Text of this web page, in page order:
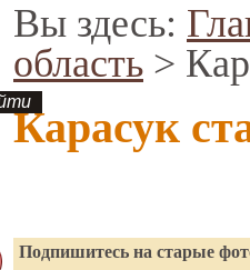
Вы здесь:
область >
Карасук
Подпишитесь на старые